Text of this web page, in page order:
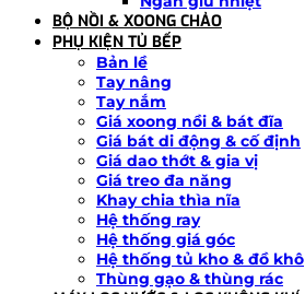
BỘ NỒI & XOONG CHẢO
PHỤ KIỆN TỦ BẾP
Bản lề
Tay nâng
Tay nắm
Giá xoong nồi & bát đĩa
Giá bát di động & cố định
Giá dao thớt & gia vị
Giá treo đa năng
Khay chia thìa nĩa
Hệ thống ray
Hệ thống giá góc
Hệ thống tủ kho & đồ khô
Thùng gạo & thùng rác